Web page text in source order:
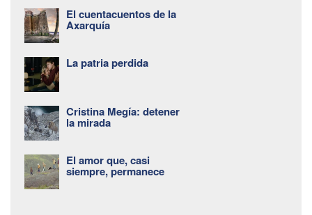
El cuentacuentos de la
Axarquía
La patria perdida
Cristina Megía: detener
la mirada
El amor que, casi
siempre, permanece